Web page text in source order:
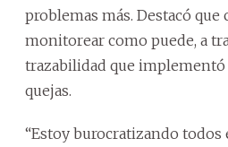
problemas más. Destacó que
monitorear como puede, a
trazabilidad que implementó
quejas.
“Estoy burocratizando todos